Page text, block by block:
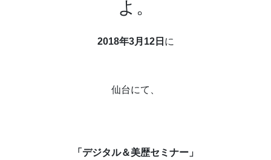
よ。
2018年3月 12日 に
仙台にて、
「デジタル＆美歴セミナー」